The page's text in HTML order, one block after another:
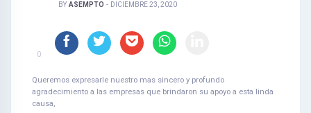
BY ASEMPTO - DICIEMBRE 23, 2020
0
Queremos expresarle nuestro mas sincero y profundo
agradecimiento a las empresas que brindaron su apoyo a esta linda
causa,